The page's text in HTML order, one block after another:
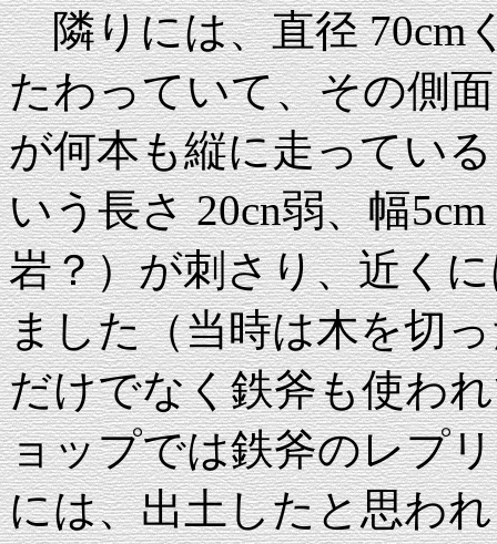
隣りには、直径 70cm
たわっていて、その側
が何本も縦に走ってい
いう長さ 20cn弱、幅
岩？）が刺さり、近く
ました（当時は木を切
だけでなく鉄斧も使わ
ョップでは鉄斧のレプ
には、出土したと思わ